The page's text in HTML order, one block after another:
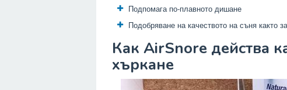
Подпомага по-плавното дишане
Подобряване на качеството на съня както
Как AirSnore действа
хъркане